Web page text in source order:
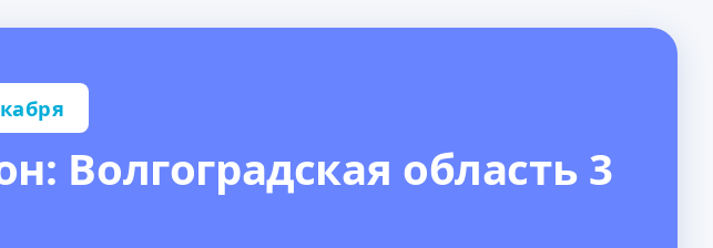
Волгоградская область 3